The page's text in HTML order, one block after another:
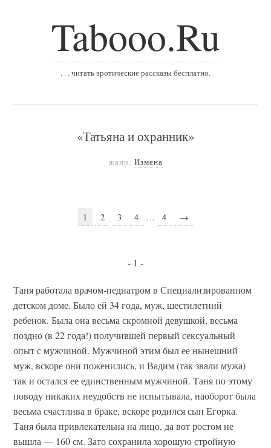
Tabooo.Ru
. . . читать эротические рассказы бесплатно.
«Татьяна и охранник»
жанр: Измена
1 2 3 4 … 4 →
- 1 -
Таня работала врачом-педиатром в Специализированном
детском доме. Было ей 34 года, муж, шестилетний
ребенок. Была она весьма скромной девушкой, весьма
поздно (в 22 года!) получившей первый сексуальный
опыт с мужчиной. Мужчиной этим был ее нынешний
муж, вскоре они поженились, и Вадим (так звали мужа)
так и остался ее единственным мужчиной. Таня по этому
поводу никаких неудобств не испытывала, наоборот была
весьма счастлива в браке, вскоре родился сын Егорка.
Таня была привлекательна на лицо, да вот ростом не
вышла — 160 см. Зато сохранила хорошую стройную